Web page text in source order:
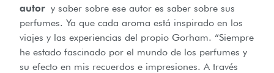
autor y saber sobre ese autor es saber sobre sus
perfumes. Ya que cada aroma está inspirado en los
viajes y las experiencias del propio Gorham. “Siempre
he estado fascinado por el mundo de los perfumes y
su efecto en mis recuerdos e impresiones. A través